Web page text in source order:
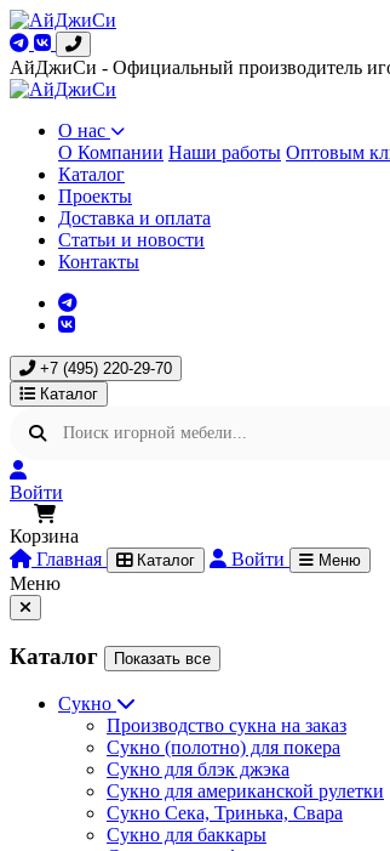
АйДжиСи - Официальный производитель
О нас
О Компании Наши работы Оптовым
Каталог
Проекты
Доставка и оплата
Статьи и новости
Контакты
+7 (495) 220-29-70
Каталог
Войти
Корзина
Главная
Каталог Войти Меню
Меню
Каталог Показать все
Сукно
Производство сукна на заказ
Сукно (полотно) для покера
Сукно для блэк джэка
Сукно для американской рулетки
Сукно Сека, Тринька, Свара
Сукно для баккары